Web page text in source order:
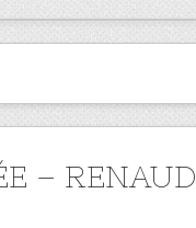
– RENAUD